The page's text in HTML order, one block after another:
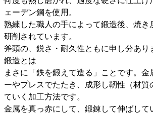
ェーデン鋼を使用。
熟練した職人の手によって鍛造後、焼き
研削されています。
斧頭の、鋭さ・耐久性ともに申し分あり
鍛造とは
まさに「鉄を鍛えて造る」ことです。金
ーやプレスでたたき、成形し靭性（材質
ていく加工方法です。
金属を真っ赤にして、鍛錬して伸ばして